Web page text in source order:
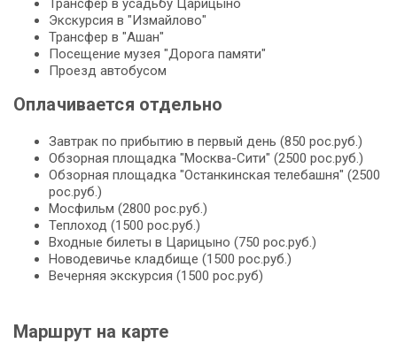
Экскурсия в "Измайлово"
Трансфер в "Ашан"
Посещение музея "Дорога памяти"
Проезд автобусом
Оплачивается отдельно
Завтрак по прибытию в первый день (850 рос.руб.)
Обзорная площадка "Москва-Сити" (2500 рос.руб.)
Обзорная площадка "Останкинская телебашня" (2500
рос.руб.)
Мосфильм (2800 рос.руб.)
Теплоход (1500 рос.руб.)
Входные билеты в Царицыно (750 рос.руб.)
Новодевичье кладбище (1500 рос.руб.)
Вечерняя экскурсия (1500 рос.руб)
Маршрут на карте